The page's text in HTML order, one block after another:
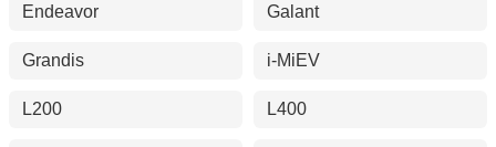
Endeavor Galant
Grandis i-MiEV
L200 L400